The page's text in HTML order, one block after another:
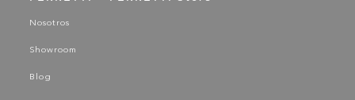
Nosotros
Showroom
Blog